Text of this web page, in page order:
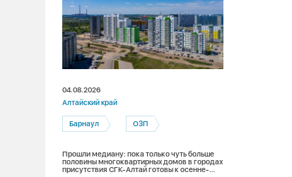
04.08.2026
Алтайский край
Барнаул ОЗП
Прошли медиану: пока только чуть больше
половины многоквартирных домов в городах
присутствия СГК-Алтай готовы к осенне-